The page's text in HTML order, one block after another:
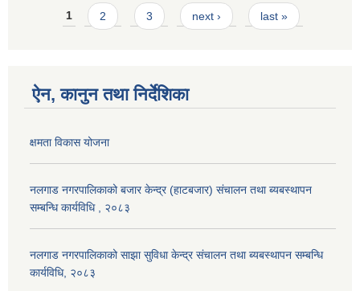
Pages
1 2 3 next › last »
ऐन, कानुन तथा निर्देशिका
क्षमता विकास योजना
नलगाड नगरपालिकाको बजार केन्द्र (हाटबजार) संचालन तथा ब्यबस्थापन
सम्बन्धि कार्यविधि , २०८३
नलगाड नगरपालिकाको साझा सुविधा केन्द्र संचालन तथा ब्यबस्थापन सम्बन्धि
कार्यविधि, २०८३